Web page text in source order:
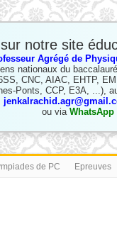
notre site
Agrégé de
nationaux du
CNC, AIAC, EHTP,
Ponts, CCP, E3A, ...),
ou via WhatsApp
de PC Epreuves